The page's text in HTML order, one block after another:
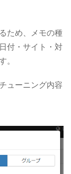
ため、メモの種
付・サイト・対
ューニング内容